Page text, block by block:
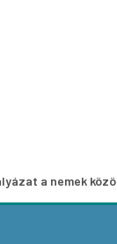
közötti